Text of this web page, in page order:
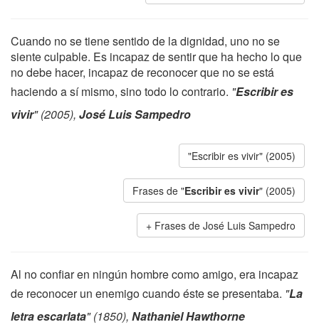
Cuando no se tiene sentido de la dignidad, uno no se
siente culpable. Es incapaz de sentir que ha hecho lo que
no debe hacer, incapaz de reconocer que no se está
haciendo a sí mismo, sino todo lo contrario. "Escribir es
vivir" (2005), José Luis Sampedro
"Escribir es vivir" (2005)
Frases de "Escribir es vivir" (2005)
Frases de José Luis Sampedro
Al no confiar en ningún hombre como amigo, era incapaz
de reconocer un enemigo cuando éste se presentaba. "La
letra escarlata" (1850), Nathaniel Hawthorne